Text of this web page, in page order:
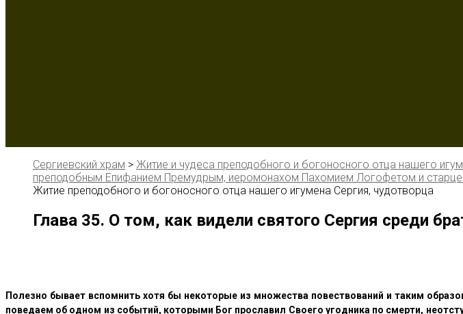
Сергиевский храм > Житие и чудеса преподобного и богоносного отца нашего
преподобным Епифанием Премудрым, иеромонахом Пахомием Логофетом и
Житие преподобного и богоносного отца нашего игумена Сергия, чудотворца
Глава 35. О том, как видели святого Сергия среди
Полезно бывает вспомнить хотя бы некоторые из множества повествований и таким
поведаем об одном из событий, которыми Бог прославил Своего угодника по смерти,